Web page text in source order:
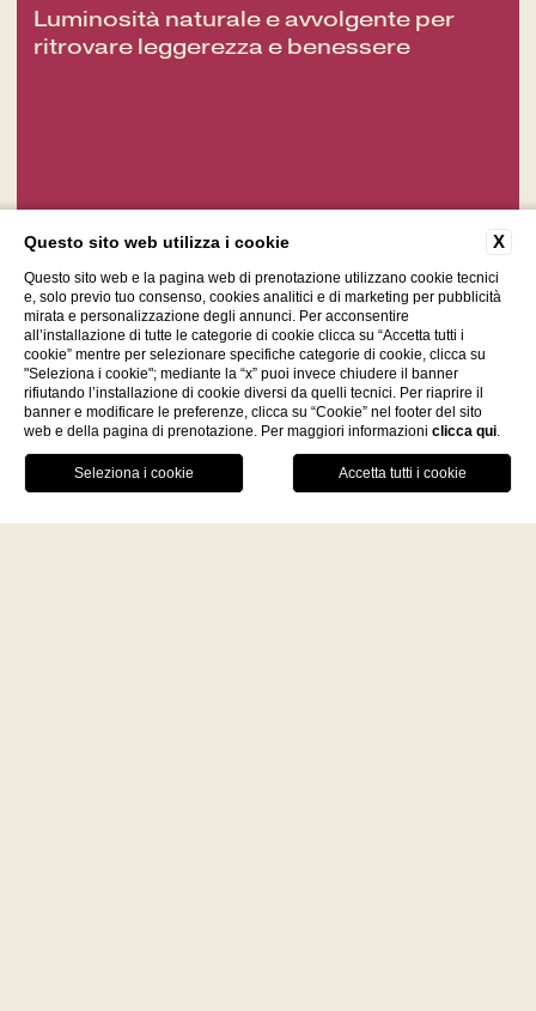
Facebook Instagram WhatsApp
Luminosità naturale e avvolgente per
ritrovare leggerezza e benessere
SCOPRI LA CAMERA
X
Questo sito web utilizza i cookie
Questo sito web e la pagina web di prenotazione utilizzano cookie tecnici
e, solo previo tuo consenso, cookies analitici e di marketing per pubblicità
mirata e personalizzazione degli annunci. Per acconsentire
all’installazione di tutte le categorie di cookie clicca su “Accetta tutti i
cookie” mentre per selezionare specifiche categorie di cookie, clicca su
"Seleziona i cookie"; mediante la “x” puoi invece chiudere il banner
rifiutando l’installazione di cookie diversi da quelli tecnici. Per riaprire il
banner e modificare le preferenze, clicca su “Cookie” nel footer del sito
web e della pagina di prenotazione. Per maggiori informazioni clicca qui.